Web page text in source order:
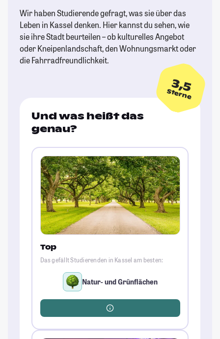
Wir haben Studierende gefragt, was sie über das
Leben in Kassel denken. Hier kannst du sehen, wie
sie ihre Stadt beurteilen – ob kulturelles Angebot
oder Kneipenlandschaft, den Wohnungsmarkt oder
die Fahrradfreundlichkeit.
3,5
Sterne
Und was heißt das
genau?
Top
Das gefällt Studierenden in Kassel am besten:
Natur- und Grünflächen